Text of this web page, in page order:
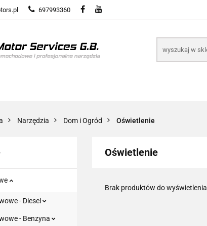
697993360
UKŁADY PALIWOWE
KOMPONENTY ELEKTRONICZNE B2B
Narzędzia Dom i Ogród Oświetlenie
- Diesel
- Benzyna
Oświetlenie
Brak produktów do wyświetlenia